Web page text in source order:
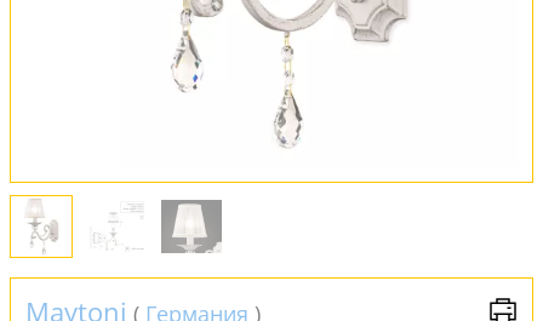
Maytoni ( Германия )